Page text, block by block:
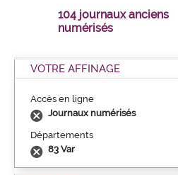
104 journaux anciens
numérisés
VOTRE AFFINAGE
Accès en ligne
Journaux numérisés
Départements
83 Var